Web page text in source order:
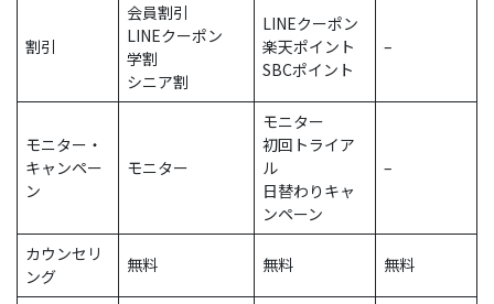
割引
会員割引
LINEクーポン
学割
シニア割
LINEクーポン
楽天ポイント
SBCポイント
–
モニター・
キャンペー
ン
モニター
モニター
初回トライア
ル
日替わりキャ
ンペーン
–
カウンセリ
ング
無料 無料 無料